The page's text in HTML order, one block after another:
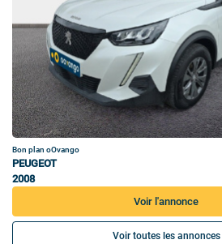
Bon plan oOvango
PEUGEOT
2008
Voir l'annonce
Voir toutes les annonces